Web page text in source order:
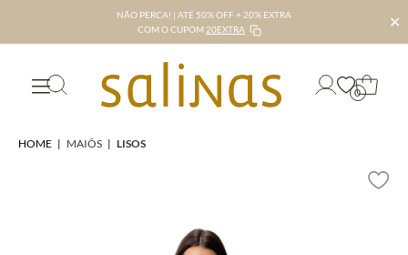
NÃO PERCA! | ATÉ 50% OFF + 20% EXTRA
COM O CUPOM 20EXTRA ✕
0
HOME | MAIÔS | LISOS